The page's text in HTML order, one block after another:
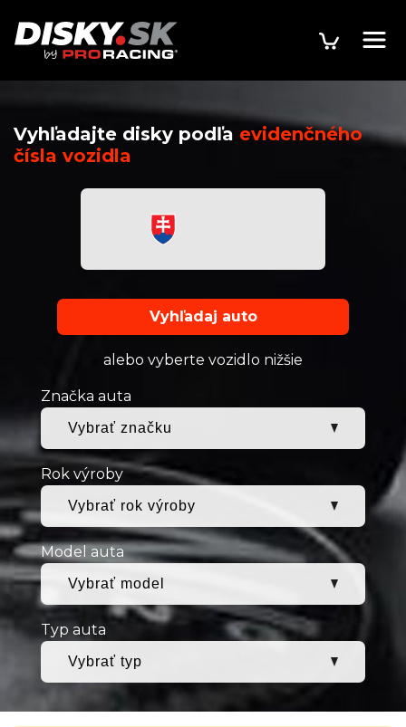
Vyhľadajte disky podľa evidenčného
čísla vozidla
Vyhľadaj auto
alebo vyberte vozidlo nižšie
Značka auta
Rok výroby
Model auta
Typ auta